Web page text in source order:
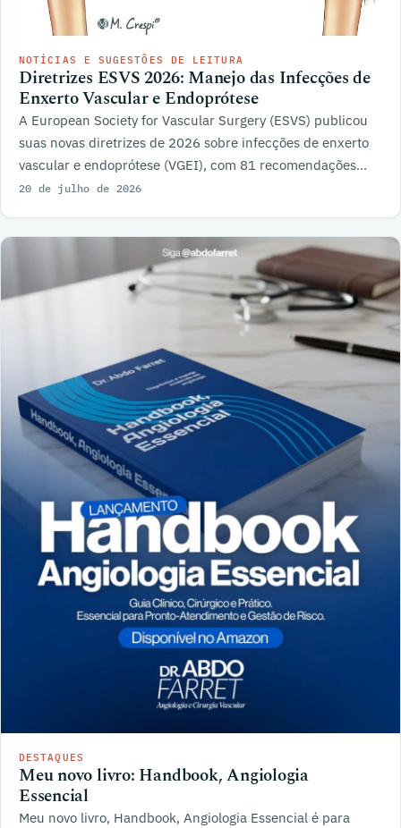
NOTÍCIAS E SUGESTÕES DE LEITURA
Diretrizes ESVS 2026: Manejo das Infecções de
Enxerto Vascular e Endoprótese
A European Society for Vascular Surgery (ESVS) publicou
suas novas diretrizes de 2026 sobre infecções de enxerto
vascular e endoprótese (VGEI), com 81 recomendações
sobre diagnóstico, tratamento e acompanhamento.
20 de julho de 2026
DESTAQUES
Meu novo livro: Handbook, Angiologia
Essencial
Meu novo livro, Handbook, Angiologia Essencial é para